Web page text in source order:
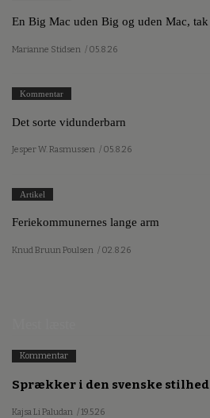
En Big Mac uden Big og uden Mac, tak
Marianne Stidsen / 05.8.26
Kommentar
Det sorte vidunderbarn
Jesper W. Rasmussen / 05.8.26
Artikel
Feriekommunernes lange arm
Knud Bruun Poulsen / 02.8.26
Kommentar
Sprækker i den svenske stilhed
Kajsa Li Paludan / 19.5.26